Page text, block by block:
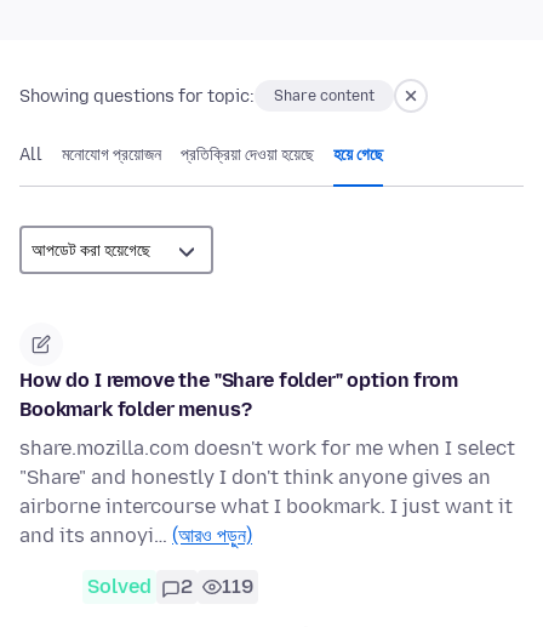
Showing questions for topic: Share content
All মনোযোগ প্রয়োজন প্রতিক্রিয়া দেওয়া হয়েছে হয়ে গেছে
How do I remove the "Share folder" option from
Bookmark folder menus?
share.mozilla.com doesn't work for me when I select
"Share" and honestly I don't think anyone gives an
airborne intercourse what I bookmark. I just want it
and its annoyi… (আরও পড়ুন)
Solved 2 119